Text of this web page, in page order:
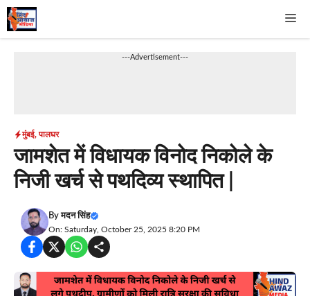
Skip
to
---Advertisement---
मुंबई,पालघर
जामशेत में विधायक विनोद निकोले के
निजी खर्च से पथदिव्य स्थापित |
Byमदन सिंह
On: Saturday, October 25, 2025 8:20 PM